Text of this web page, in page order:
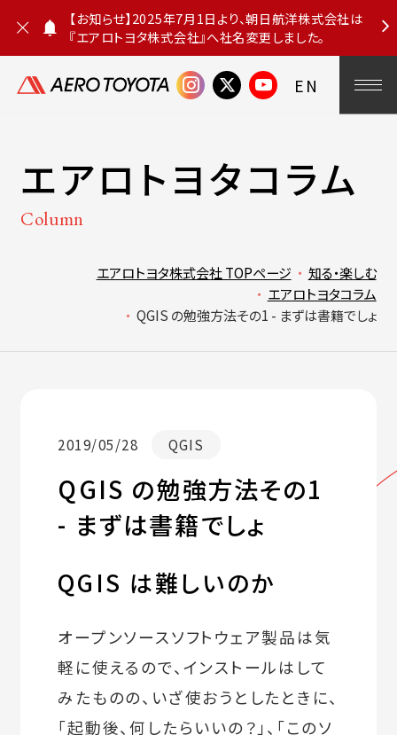
【お知らせ】2025年7月1日より、朝日航洋株式会社は
『エアロトヨタ株式会社』へ社名変更しました。
知
せ
EN
エアロトヨタコラム
Column
エアロトヨタ株式会社 TOPページ
知る・楽しむ
エアロトヨタコラム
QGIS の勉強方法その1 - まずは書籍でしょ
2019/05/28 QGIS
QGIS の勉強方法その1
- まずは書籍でしょ
QGIS は難しいのか
オープンソースソフトウェア製品は気
軽に使えるので、インストールはして
みたものの、いざ使おうとしたときに、
「起動後、何したらいいの？」、「このソ